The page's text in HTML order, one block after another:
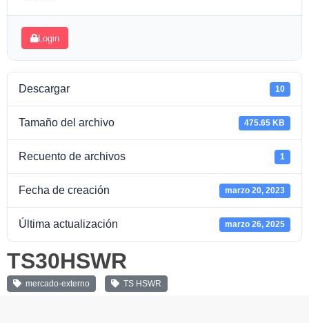
Login
Descargar 10
Tamaño del archivo 475.65 KB
Recuento de archivos 1
Fecha de creación marzo 20, 2023
Última actualización marzo 26, 2025
TS30HSWR
mercado-externo TS HSWR